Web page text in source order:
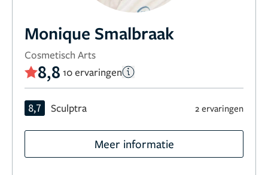
Monique Smalbraak
Cosmetisch Arts
8,8 10 ervaringen
8,7 Sculptra 2 ervaringen
Meer informatie